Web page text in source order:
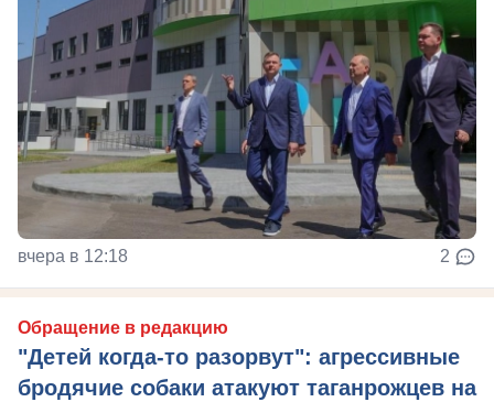
вчера в 12:18 2
Обращение в редакцию
"Детей когда-то разорвут": агрессивные
бродячие собаки атакуют таганрожцев на